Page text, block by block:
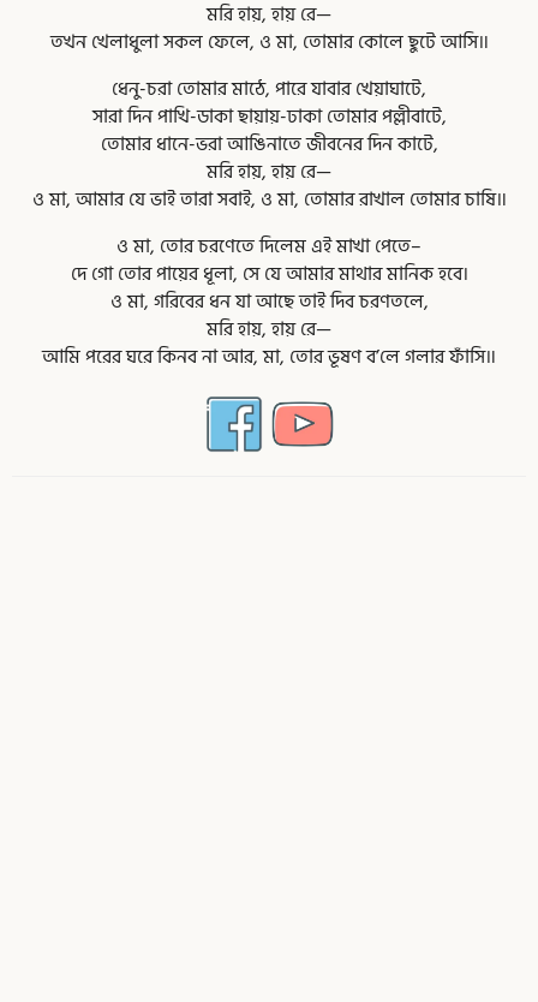
মরি হায়, হায় রে—
তখন খেলাধুলা সকল ফেলে, ও মা, তোমার কোলে ছুটে আসি॥
ধেনু-চরা তোমার মাঠে, পারে যাবার খেয়াঘাটে,
সারা দিন পাখি-ডাকা ছায়ায়-ঢাকা তোমার পল্লীবাটে,
তোমার ধানে-ভরা আঙিনাতে জীবনের দিন কাটে,
মরি হায়, হায় রে—
ও মা, আমার যে ভাই তারা সবাই, ও মা, তোমার রাখাল তোমার চাষি॥
ও মা, তোর চরণেতে দিলেম এই মাখা পেতে–
দে গো তোর পায়ের ধূলা, সে যে আমার মাথার মানিক হবে।
ও মা, গরিবের ধন যা আছে তাই দিব চরণতলে,
মরি হায়, হায় রে—
আমি পরের ঘরে কিনব না আর, মা, তোর ভূষণ ব’লে গলার ফাঁসি॥